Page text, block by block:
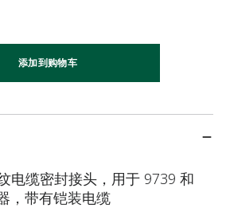
添加到购物车
电缆密封接头，用于 9739 和
，带有铠装电缆